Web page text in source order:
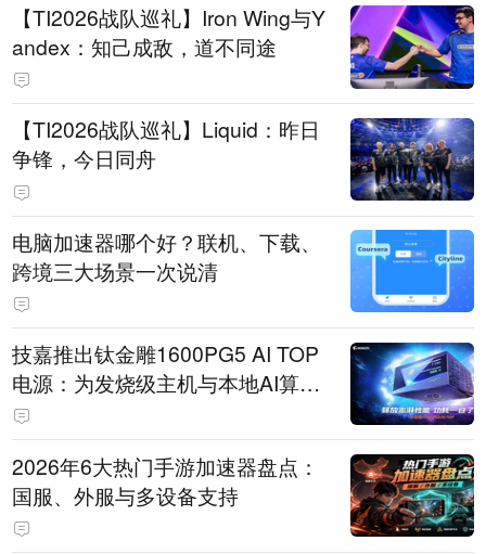
【TI2026战队巡礼】Iron Wing与Y
andex：知己成敌，道不同途
【TI2026战队巡礼】Liquid：昨日
争锋，今日同舟
电脑加速器哪个好？联机、下载、
跨境三大场景一次说清
技嘉推出钛金雕1600PG5 AI TOP
电源：为发烧级主机与本地AI算力
打造旗舰供电方案
2026年6大热门手游加速器盘点：
国服、外服与多设备支持